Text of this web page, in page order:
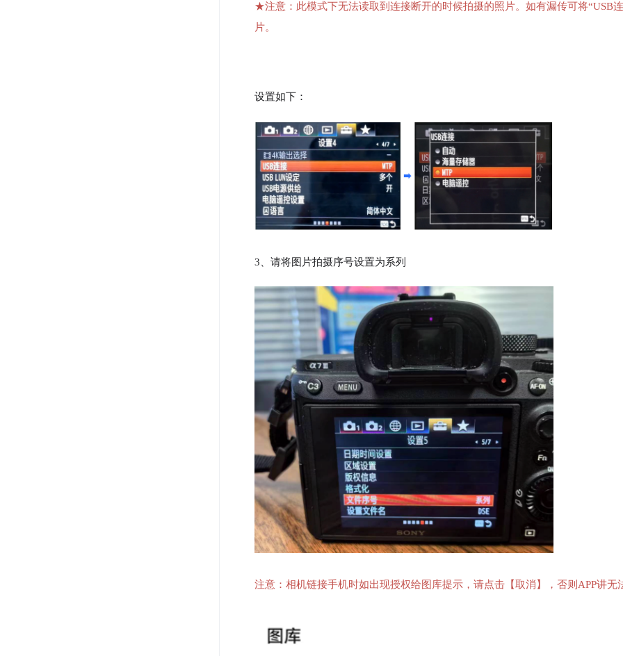
️️️★注意：此模式下无法读取到连接断开的时候拍摄的照片。如有漏传可将“USB
片。
设置如下：
3、请将图片拍摄序号设置为系列
注意：相机链接手机时如出现授权给图库提示，请点击【取消】，否则APP讲无